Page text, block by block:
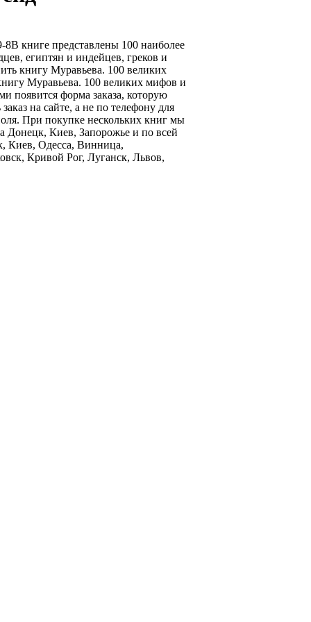
книге представлены 100 наиболее
египтян и индейцев, греков и
книгу Муравьева. 100 великих
Муравьева. 100 великих мифов и
появится форма заказа, которую
на сайте, а не по телефону для
При покупке нескольких книг мы
Донецк, Киев, Запорожье и по всей
Киев, Одесса, Винница,
Кривой Рог, Луганск, Львов,